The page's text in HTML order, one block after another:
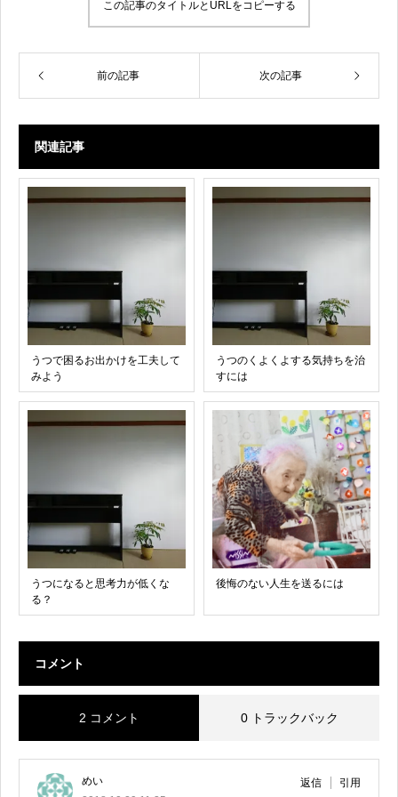
この記事のタイトルとURLをコピーする
前の記事 次の記事
関連記事
うつで困るお出かけを工夫して
みよう
うつのくよくよする気持ちを治
すには
うつになると思考力が低くな
る？
後悔のない人生を送るには
コメント
2 コメント 0 トラックバック
めい
返信 引用